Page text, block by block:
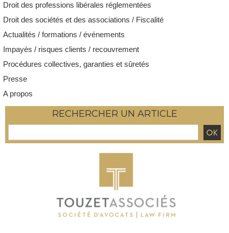
Droit des professions libérales réglementées
Droit des sociétés et des associations / Fiscalité
Actualités / formations / événements
Impayés / risques clients / recouvrement
Procédures collectives, garanties et sûretés
Presse
A propos
RECHERCHER UN ARTICLE